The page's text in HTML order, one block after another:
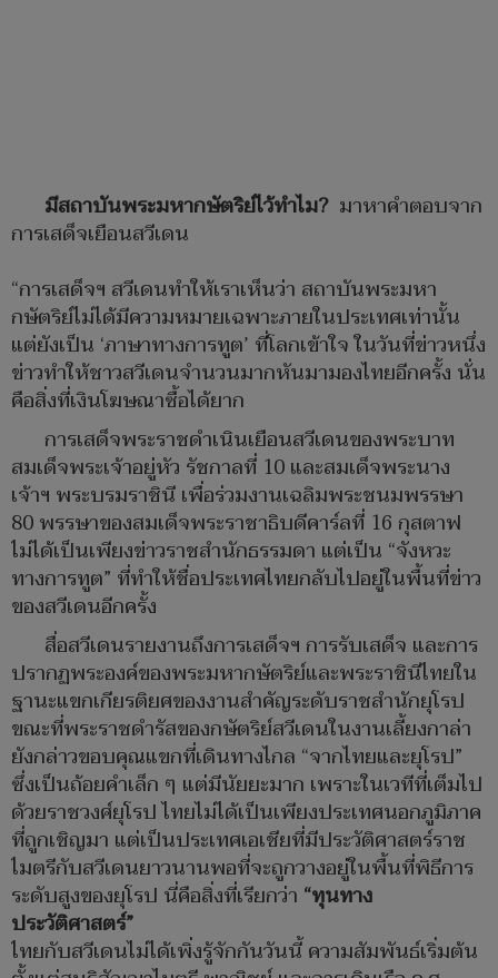
มีสถาบันพระมหากษัตริย์ไว้ทำไม? มาหาคำตอบจาก
การเสด็จเยือนสวีเดน
“การเสด็จฯ สวีเดนทำให้เราเห็นว่า สถาบันพระมหา
กษัตริย์ไม่ได้มีความหมายเฉพาะภายในประเทศเท่านั้น
แต่ยังเป็น ‘ภาษาทางการทูต’ ที่โลกเข้าใจ ในวันที่ข่าวหนึ่ง
ข่าวทำให้ชาวสวีเดนจำนวนมากหันมามองไทยอีกครั้ง นั่น
คือสิ่งที่เงินโฆษณาซื้อได้ยาก
การเสด็จพระราชดำเนินเยือนสวีเดนของพระบาท
สมเด็จพระเจ้าอยู่หัว รัชกาลที่ 10 และสมเด็จพระนาง
เจ้าฯ พระบรมราชินี เพื่อร่วมงานเฉลิมพระชนมพรรษา
80 พรรษาของสมเด็จพระราชาธิบดีคาร์ลที่ 16 กุสตาฟ
ไม่ได้เป็นเพียงข่าวราชสำนักธรรมดา แต่เป็น “จังหวะ
ทางการทูต” ที่ทำให้ชื่อประเทศไทยกลับไปอยู่ในพื้นที่ข่าว
ของสวีเดนอีกครั้ง
สื่อสวีเดนรายงานถึงการเสด็จฯ การรับเสด็จ และการ
ปรากฏพระองค์ของพระมหากษัตริย์และพระราชินีไทยใน
ฐานะแขกเกียรติยศของงานสำคัญระดับราชสำนักยุโรป
ขณะที่พระราชดำรัสของกษัตริย์สวีเดนในงานเลี้ยงกาล่า
ยังกล่าวขอบคุณแขกที่เดินทางไกล “จากไทยและยุโรป”
ซึ่งเป็นถ้อยคำเล็ก ๆ แต่มีนัยยะมาก เพราะในเวทีที่เต็มไป
ด้วยราชวงศ์ยุโรป ไทยไม่ได้เป็นเพียงประเทศนอกภูมิภาค
ที่ถูกเชิญมา แต่เป็นประเทศเอเชียที่มีประวัติศาสตร์ราช
ไมตรีกับสวีเดนยาวนานพอที่จะถูกวางอยู่ในพื้นที่พิธีการ
ระดับสูงของยุโรป นี่คือสิ่งที่เรียกว่า “ทุนทาง
ประวัติศาสตร์”
ไทยกับสวีเดนไม่ได้เพิ่งรู้จักกันวันนี้ ความสัมพันธ์เริ่มต้น